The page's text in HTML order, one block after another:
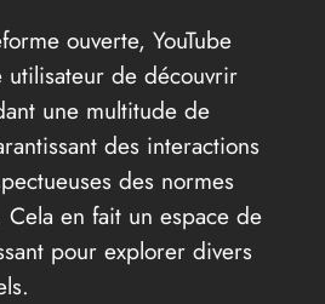
ouverte, YouTube
utilisateur de découvrir
une multitude de
des interactions
des normes
Cela en fait un espace de
pour explorer divers